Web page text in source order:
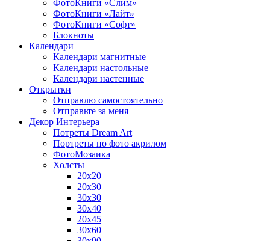
ФотоКниги «Слим»
ФотоКниги «Лайт»
ФотоКниги «Софт»
Блокноты
Календари
Календари магнитные
Календари настольные
Календари настенные
Открытки
Отправлю самостоятельно
Отправьте за меня
Декор Интерьера
Потреты Dream Art
Портреты по фото акрилом
ФотоМозаика
Холсты
20х20
20х30
30х30
30х40
20х45
30х60